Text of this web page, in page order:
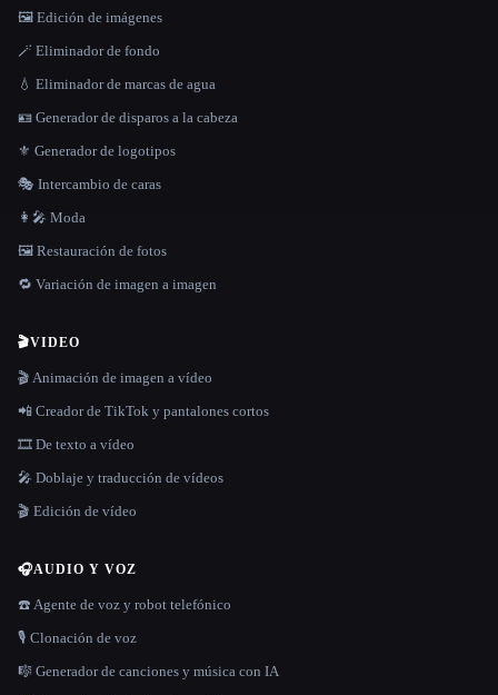
🖼️ Edición de imágenes
🪄 Eliminador de fondo
💧 Eliminador de marcas de agua
🪪 Generador de disparos a la cabeza
⚜️ Generador de logotipos
🎭 Intercambio de caras
👩‍🎤 Moda
🖼️ Restauración de fotos
🔁 Variación de imagen a imagen
🎬VIDEO
🎬 Animación de imagen a vídeo
📲 Creador de TikTok y pantalones cortos
🎞️ De texto a vídeo
🎤 Doblaje y traducción de vídeos
🎬 Edición de vídeo
🎧AUDIO Y VOZ
☎️ Agente de voz y robot telefónico
🎙️ Clonación de voz
🎼 Generador de canciones y música con IA